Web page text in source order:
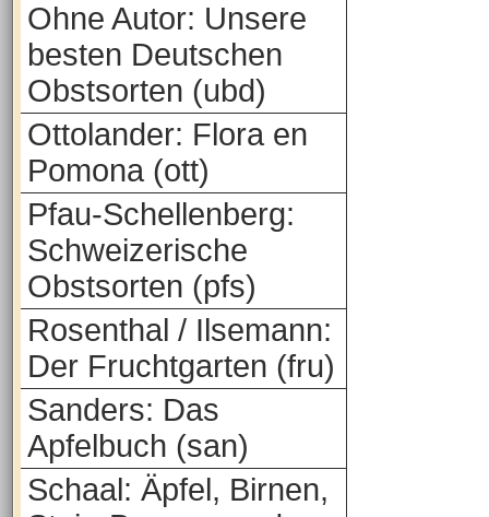
Ohne Autor: Unsere
besten Deutschen
Obstsorten (ubd)
Ottolander: Flora en
Pomona (ott)
Pfau-Schellenberg:
Schweizerische
Obstsorten (pfs)
Rosenthal / Ilsemann:
Der Fruchtgarten (fru)
Sanders: Das
Apfelbuch (san)
Schaal: Äpfel, Birnen,